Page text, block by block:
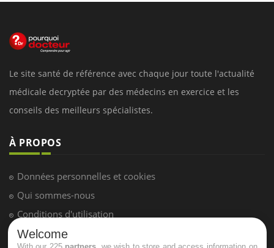
Le site santé de référence avec chaque jour toute l'actualité
médicale decryptée par des médecins en exercice et les
conseils des meilleurs spécialistes.
À PROPOS
Données personnelles et cookies
Qui sommes-nous
Conditions d'utilisation
Plan du site
Welcome
With our 225 partners , we wish to store and access information on